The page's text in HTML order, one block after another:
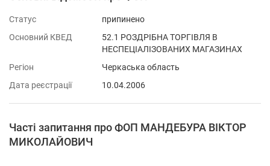
Статус
припинено
Основний КВЕД
52.1 РОЗДРІБНА ТОРГІВЛЯ В
НЕСПЕЦІАЛІЗОВАНИХ МАГАЗИНАХ
Регіон
Черкаська область
Дата реєстрації
10.04.2006
Часті запитання про ФОП МАНДЕБУРА ВІКТОР
МИКОЛАЙОВИЧ